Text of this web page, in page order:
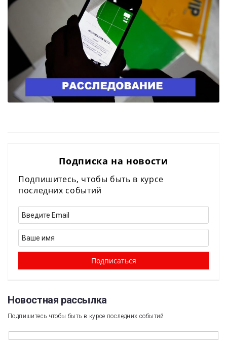
Подписка на новости
Подпишитесь, чтобы быть в курсе
последних событий
Новостная рассылка​
Подпишитесь чтобы быть в курсе последних событий